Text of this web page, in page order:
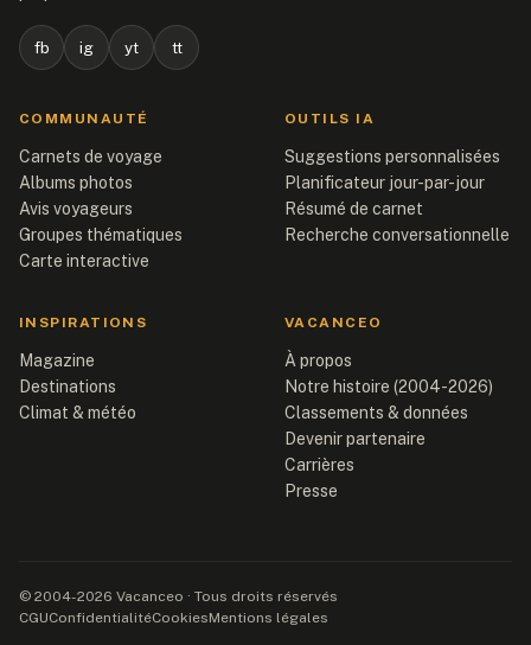
fb ig yt tt
COMMUNAUTÉ
Carnets de voyage
Albums photos
Avis voyageurs
Groupes thématiques
Carte interactive
OUTILS IA
Suggestions personnalisées
Planificateur jour-par-jour
Résumé de carnet
Recherche conversationnelle
INSPIRATIONS
Magazine
Destinations
Climat & météo
VACANCEO
À propos
Notre histoire (2004-2026)
Classements & données
Devenir partenaire
Carrières
Presse
© 2004-2026 Vacanceo · Tous droits réservés
CGUConfidentialitéCookiesMentions légales